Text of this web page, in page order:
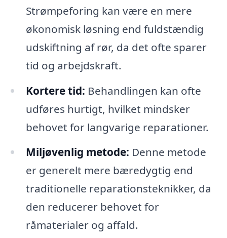
Strømpeforing kan være en mere
økonomisk løsning end fuldstændig
udskiftning af rør, da det ofte sparer
tid og arbejdskraft.
Kortere tid: Behandlingen kan ofte
udføres hurtigt, hvilket mindsker
behovet for langvarige reparationer.
Miljøvenlig metode: Denne metode
er generelt mere bæredygtig end
traditionelle reparationsteknikker, da
den reducerer behovet for
råmaterialer og affald.